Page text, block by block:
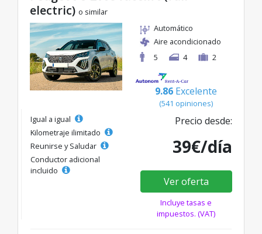
electric) o similar
Automático
Aire acondicionado
5
4 2
9.86 Excelente
(541 opiniones)
Igual a igual
Kilometraje ilimitado
Reunirse y Saludar
Conductor adicional
incluido
Precio desde:
39€/día
Ver oferta
Incluye tasas e
impuestos. (VAT)